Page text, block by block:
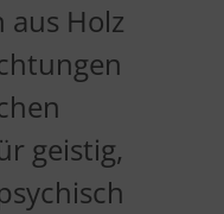
aus Holz
geistig,